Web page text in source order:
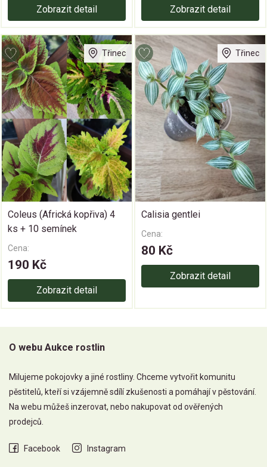
Zobrazit detail Zobrazit detail
Třinec
Coleus (Africká kopřiva) 4
ks + 10 semínek
Cena:
190 Kč
Zobrazit detail
Třinec
Calisia gentlei
Cena:
80 Kč
Zobrazit detail
O webu Aukce rostlin
Milujeme pokojovky a jiné rostliny. Chceme vytvořit komunitu
pěstitelů, kteří si vzájemně sdílí zkušenosti a pomáhají v pěstování.
Na webu můžeš inzerovat, nebo nakupovat od ověřených
prodejců.
Facebook Instagram